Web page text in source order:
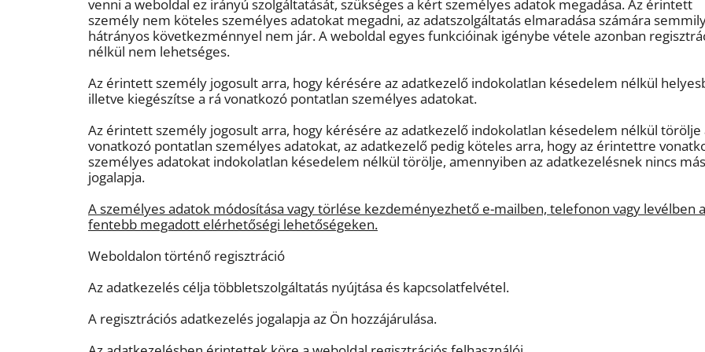
venni a weboldal ez irányú szolgáltatását, szükséges a kért személyes adatok megadása. Az érintett
személy nem köteles személyes adatokat megadni, az adatszolgáltatás elmaradása számára
hátrányos következménnyel nem jár. A weboldal egyes funkcióinak igénybe vétele azonban
nélkül nem lehetséges.
Az érintett személy jogosult arra, hogy kérésére az adatkezelő indokolatlan késedelem nélkül
illetve kiegészítse a rá vonatkozó pontatlan személyes adatokat.
Az érintett személy jogosult arra, hogy kérésére az adatkezelő indokolatlan késedelem nélkül törölje
vonatkozó pontatlan személyes adatokat, az adatkezelő pedig köteles arra, hogy az érintettre
személyes adatokat indokolatlan késedelem nélkül törölje, amennyiben az adatkezelésnek nincs más
jogalapja.
A személyes adatok módosítása vagy törlése kezdeményezhető e-mailben, telefonon vagy levélben a
fentebb megadott elérhetőségi lehetőségeken.
Weboldalon történő regisztráció
Az adatkezelés célja többletszolgáltatás nyújtása és kapcsolatfelvétel.
A regisztrációs adatkezelés jogalapja az Ön hozzájárulása.